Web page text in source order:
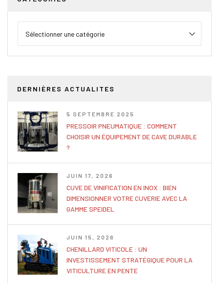
DERNIÈRES ACTUALITES
PRESSOIR PNEUMATIQUE : COMMENT
CHOISIR UN ÉQUIPEMENT DE CAVE DURABLE
?
5 SEPTEMBRE 2025
CUVE DE VINIFICATION EN INOX : BIEN
DIMENSIONNER VOTRE CUVERIE AVEC LA
GAMME SPEIDEL
JUIN 17, 2026
CHENILLARD VITICOLE : UN
INVESTISSEMENT STRATÉGIQUE POUR LA
VITICULTURE EN PENTE
JUIN 15, 2026